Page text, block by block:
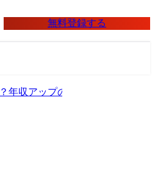
無料登録する
年収アップの方法やおすすめの